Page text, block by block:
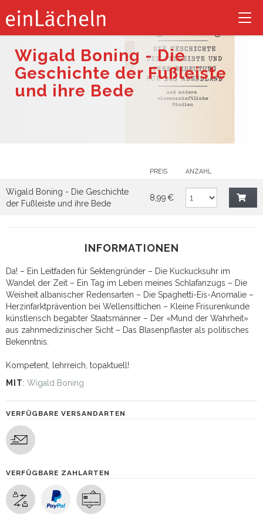
Wigald Boning - Die
Geschichte der Fußleiste
und ihre Bede
PREIS ANZAHL
Wigald Boning - Die Geschichte
der Fußleiste und ihre Bede
8,99 €
INFORMATIONEN
Da! – Ein Leitfaden für Sektengründer – Die Kuckucksuhr im
Wandel der Zeit – Ein Tag im Leben meines Schlafanzugs – Die
Weisheit albanischer Redensarten – Die Spaghetti-Eis-Anomalie –
Herzinfarktprävention bei Wellensittichen – Kleine Frisurenkunde
künstlerisch begabter Staatsmänner – Der «Mund der Wahrheit»
aus zahnmedizinischer Sicht – Das Blasenpflaster als politisches
Bekenntnis.
Kompetent, lehrreich, topaktuell!
MIT: Wigald Boning
VERFÜGBARE VERSANDARTEN
VERFÜGBARE ZAHLARTEN